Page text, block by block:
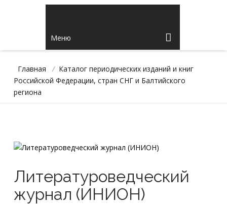
Меню
Главная / Каталог периодических изданий и книг
Российской Федерации, стран СНГ и Балтийского
региона
Литературоведческий
журнал (ИНИОН)